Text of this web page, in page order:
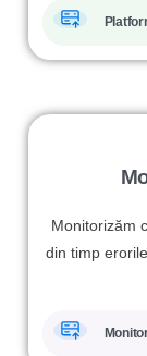
Monitorizăm
din timp